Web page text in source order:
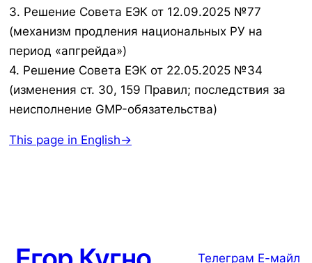
3. Решение Совета ЕЭК от 12.09.2025 №77
(механизм продления национальных РУ на
период «апгрейда»)
4. Решение Совета ЕЭК от 22.05.2025 №34
(изменения ст. 30, 159 Правил; последствия за
неисполнение GMP-обязательства)
This page in English→
Телеграм Е-майл